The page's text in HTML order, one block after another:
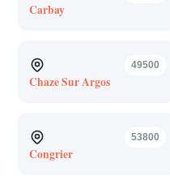
Carbay
49500
Chaze Sur Argos
53800
Congrier